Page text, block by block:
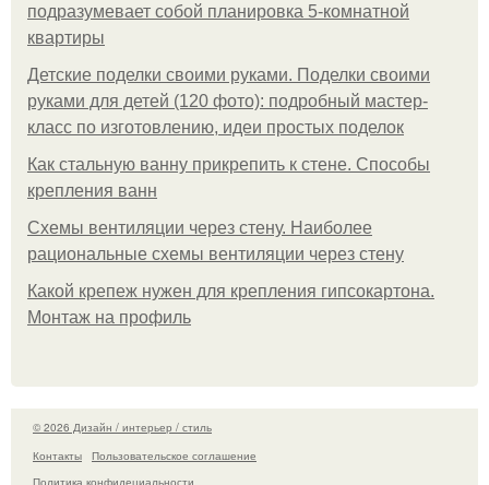
подразумевает собой планировка 5-комнатной
квартиры
Детские поделки своими руками. Поделки своими
руками для детей (120 фото): подробный мастер-
класс по изготовлению, идеи простых поделок
Как стальную ванну прикрепить к стене. Способы
крепления ванн
Схемы вентиляции через стену. Наиболее
рациональные схемы вентиляции через стену
Какой крепеж нужен для крепления гипсокартона.
Монтаж на профиль
© 2026 Дизайн / интерьер / стиль
Контакты
Пользовательское соглашение